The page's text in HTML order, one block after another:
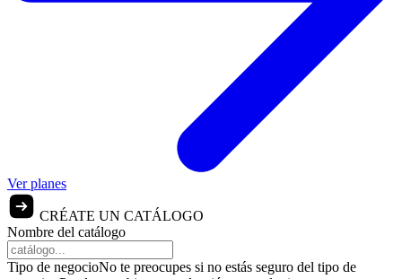
Ver planes
CRÉATE UN CATÁLOGO
Nombre del catálogo
Tipo de negocioNo te preocupes si no estás seguro del tipo de